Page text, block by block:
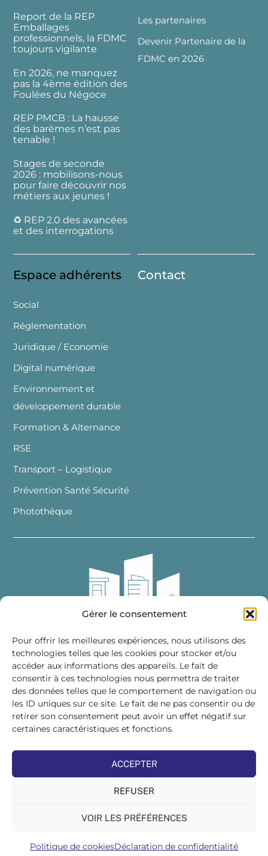
Gérer le consentement
Pour offrir les meilleures expériences, nous utilisons des
technologies telles que les cookies pour stocker et/ou
accéder aux informations des appareils. Le fait de
consentir à ces technologies nous permettra de traiter
des données telles que le comportement de navigation ou
les ID uniques sur ce site. Le fait de ne pas consentir ou de
retirer son consentement peut avoir un effet négatif sur
certaines caractéristiques et fonctions.
ACCEPTER
REFUSER
VOIR LES PRÉFÉRENCES
Politique de cookiesDéclaration de confidentialité
Report de la REP
Emballages
professionnels, la FDMC
toujours vigilante
En 2026, ne manquez
pas la 4ème édition des
Foulées du Négoce
REP PMCB : La hausse
des barèmes n’est pas
tenable !
Stages de seconde
2026 : mobilisons-nous
pour faire découvrir nos
métiers aux jeunes !
♻️ REP 2.0 des avancées
et des interrogations
Les partenaires
Devenir Partenaire de la
FDMC en 2026
Espace adhérents
Social
Réglementation
Juridique / Economie
Digital numérique
Environnement et
développement durable
Formation & Alternance
RSE
Transport – Logistique
Prévention Santé Sécurité
Photothèque
Contact
Fédération des Distributeurs
de Matériaux de Construction
215 bis, boulevard Saint-Germain
75007 PARIS
Tél : 01 45 48 28 44
Suivez-nous sur les réseaux sociaux :